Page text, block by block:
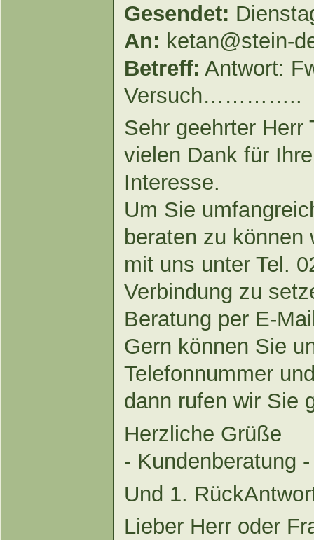
Gesendet:
An: ketan@stein-
Betreff: Antwort:
Versuch…………..
Sehr geehrter Herr
vielen Dank für
Interesse.
Um Sie
beraten zu
mit uns unter Tel.
Verbindung zu
Beratung per E-
Gern können Sie
Telefonnummer
dann rufen wir Sie
Herzliche Grüße
- Kundenberatung -
Und 1.
Lieber Herr oder